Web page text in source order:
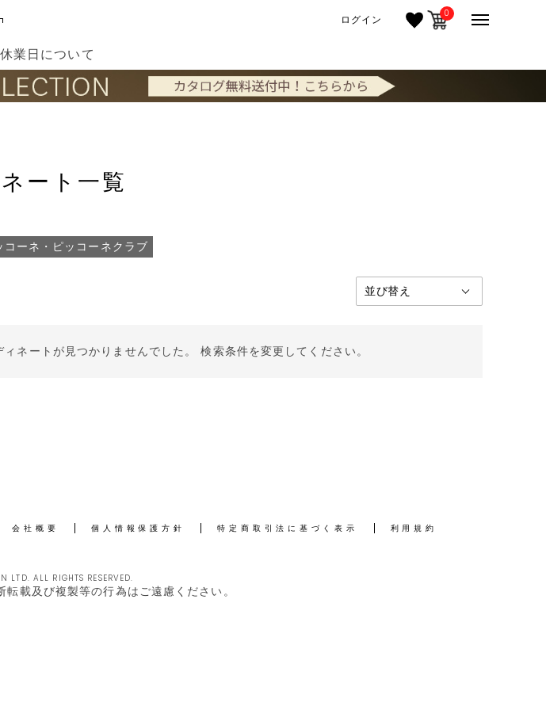
ログイン 0
業日について
ート一覧
ーネ・ピッコーネクラブ
ネートが見つかりませんでした。 検索条件を変更してください。
会社概要 個人情報保護方針 特定商取引法に基づく表示 利用規約
LTD. ALL RIGHTS RESERVED.
載及び複製等の行為はご遠慮ください。